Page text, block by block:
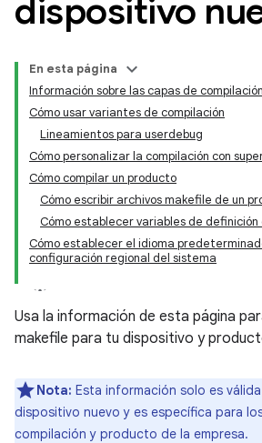
dispositivo
En esta página
Información sobre las capas de compilación
Cómo usar variantes de compilación
Lineamientos para userdebug
Cómo personalizar la compilación con
Cómo compilar un producto
Cómo escribir archivos makefile de un
Cómo establecer variables de
Cómo establecer el idioma
configuración regional del sistema
Usa la información de esta página
makefile para tu dispositivo y
Nota: Esta información solo es
dispositivo nuevo y es específica para
compilación y producto de la empresa.